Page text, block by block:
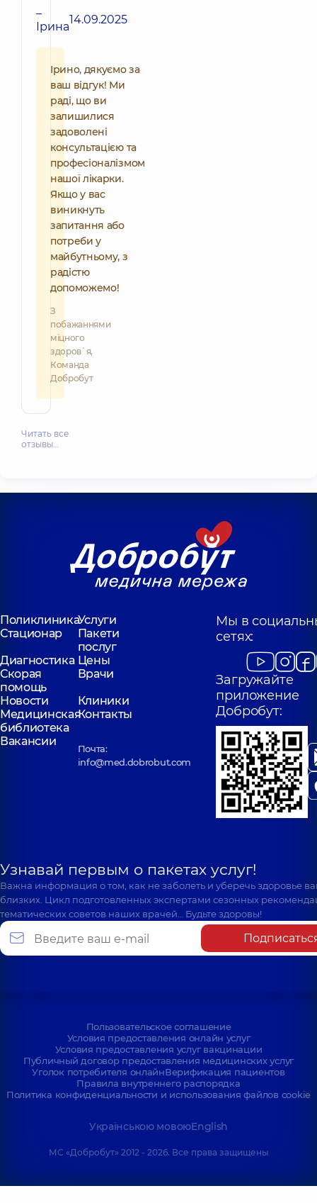
–
Ірина14.09.2025
Ірино, дякуємо за
ваш відгук! Ми
раді, що ви
залишилися
задоволені
консультацією та
професіоналізмом
нашої лікарки.
Якщо у вас
виникнуть
запитання або
потреби у
майбутньому, з
радістю
допоможемо!
З
побажаннями
міцного
здоров`я,
Команда
Добробут
Читать все
отзывы…
ПоликлиникаУслуги
Стационар
Пакети
послуг
Диагностика Цены
Скорая
помощь
Врачи
Новости
Клиники
Медицинская
библиотека
Контакты
Вакансии
Почта:
info@med.dobrobut.com
Мы в
сетях:
Загружайте
приложение
Добробут:
Узнавай первым о пакетах услуг!
Важна информация о том, как не заболеть и уберечь здоровье
близких. Цикл подготовленных экспертами сезонных
тематических советов наших врачей… Будьте здоровы!
Пользовательское соглашение
Условия предоставления онлайн услуг
Условия предоставления услуг вакцинации
Публичный договор предоставления медицинских услуг
Уголок потребителя онлайнВерификация пациентов
Правила внутреннего распорядка
Политика конфиденциальности и использования файлов cookie
Українською мовоюEnglish
МС «Добробут» 2012 - 2026. Все права защищены